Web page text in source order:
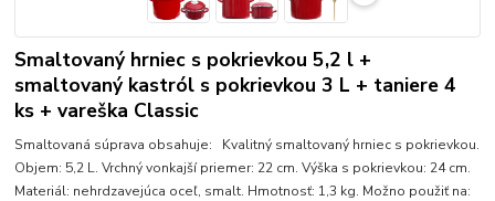
Smaltovaný hrniec s pokrievkou 5,2 l +
smaltovaný kastról s pokrievkou 3 L + taniere 4
ks + vareška Classic
Smaltovaná súprava obsahuje: Kvalitný smaltovaný hrniec s pokrievkou.
Objem: 5,2 L. Vrchný vonkajší priemer: 22 cm. Výška s pokrievkou: 24 cm.
Materiál: nehrdzavejúca oceľ, smalt. Hmotnosť: 1,3 kg. Možno použiť na: